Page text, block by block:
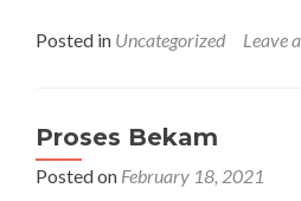
about
Ke-
11
Hari
Posted in Uncategorized Leave
Proses Bekam
Posted on February 18, 2021